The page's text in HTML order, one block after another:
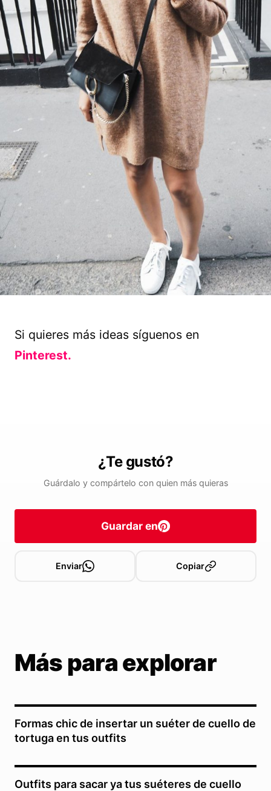
Si quieres más ideas síguenos en
Pinterest.
¿Te gustó?
Guárdalo y compártelo con quien más quieras
Guardar en
Enviar Copiar
Más para explorar
Formas chic de insertar un suéter de cuello de
tortuga en tus outfits
Outfits para sacar ya tus suéteres de cuello